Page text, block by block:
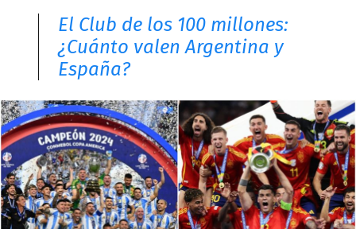
El Club de los 100 millones:
¿Cuánto valen Argentina y
España?